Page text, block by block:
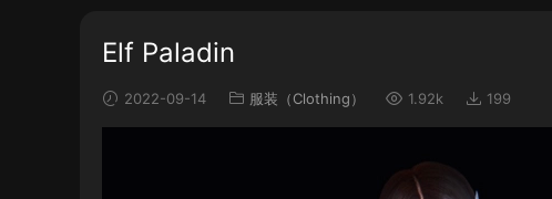
Elf Paladin
2022-09-14 服装（Clothing） 1.92k 199